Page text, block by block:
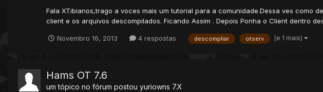
Fala XTibianos,trago a voces mais um tutorial para a comunidade.Dessa ves como
client e os arquivos descompilados. Ficando Assim . Depois Ponha o Client dentro
Novembro 16, 2013 4 respostas descompliar otserv (e 1 mais)
Hams OT 7.6
um tópico no fórum postou yuriowns 7.X